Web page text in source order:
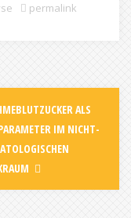
permalink
ALS
IM NICHT-